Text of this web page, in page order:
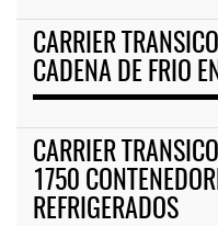
CARRIER
CADENA DE FRIO
CARRIER
1750
REFRIGERADOS